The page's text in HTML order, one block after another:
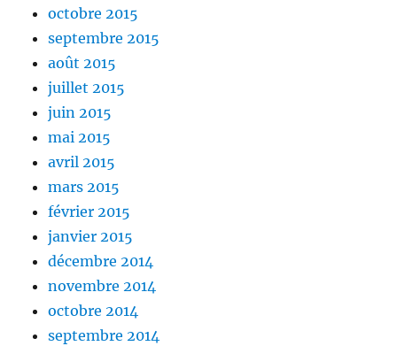
octobre 2015
septembre 2015
août 2015
juillet 2015
juin 2015
mai 2015
avril 2015
mars 2015
février 2015
janvier 2015
décembre 2014
novembre 2014
octobre 2014
septembre 2014